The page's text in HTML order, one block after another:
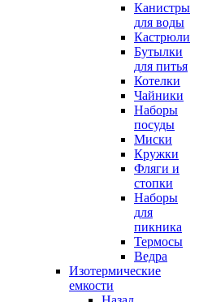
Канистры
для воды
Кастрюли
Бутылки
для питья
Котелки
Чайники
Наборы
посуды
Миски
Кружки
Фляги и
стопки
Наборы
для
пикника
Термосы
Ведра
Изотермические
емкости